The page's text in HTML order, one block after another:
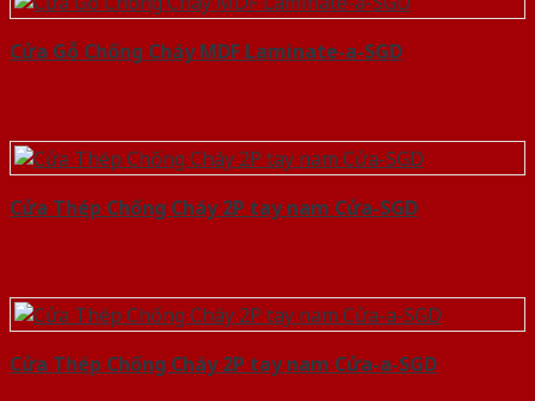
Cửa Gỗ Chống Cháy MDF Laminate-a-SGD
Cửa Thép Chống Cháy 2P tay nam Cửa-SGD
Cửa Thép Chống Cháy 2P tay nam Cửa-a-SGD